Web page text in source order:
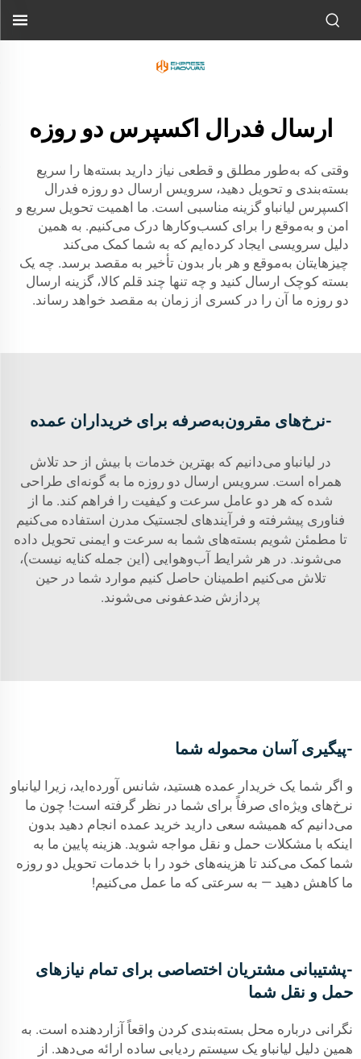
ارسال فدرال اکسپرس دو روزه
وقتی که به‌طور مطلق و قطعی نیاز دارید بسته‌ها را سریع
بسته‌بندی و تحویل دهید، سرویس ارسال دو روزه فدرال
اکسپرس لیانباو گزینه مناسبی است. ما اهمیت تحویل سریع و
امن و به‌موقع را برای کسب‌وکارها درک می‌کنیم. به همین
دلیل سرویسی ایجاد کرده‌ایم که به شما کمک می‌کند
چیزهایتان به‌موقع و هر بار بدون تأخیر به مقصد برسد. چه یک
بسته کوچک ارسال کنید و چه تنها چند قلم کالا، گزینه ارسال
دو روزه ما آن را در کسری از زمان به مقصد خواهد رساند.
-نرخ‌های مقرون‌به‌صرفه برای خریداران عمده
در لیانباو می‌دانیم که بهترین خدمات با بیش از حد تلاش
همراه است. سرویس ارسال دو روزه ما به گونه‌ای طراحی
شده که هر دو عامل سرعت و کیفیت را فراهم کند. ما از
فناوری پیشرفته و فرآیندهای لجستیک مدرن استفاده می‌کنیم
تا مطمئن شویم بسته‌های شما به سرعت و ایمنی تحویل داده
می‌شوند. در هر شرایط آب‌وهوایی (این جمله کنایه نیست)،
تلاش می‌کنیم اطمینان حاصل کنیم موارد شما در حین
پردازش ضدعفونی می‌شوند.
-پیگیری آسان محموله شما
و اگر شما یک خریدار عمده هستید، شانس آورده‌اید، زیرا لیانباو
نرخ‌های ویژه‌ای صرفاً برای شما در نظر گرفته است! چون ما
می‌دانیم که همیشه سعی دارید خرید عمده انجام دهید بدون
اینکه با مشکلات حمل و نقل مواجه شوید. هزینه پایین ما به
شما کمک می‌کند تا هزینه‌های خود را با خدمات تحویل دو روزه
ما کاهش دهید — به سرعتی که ما عمل می‌کنیم!
-پشتیبانی مشتریان اختصاصی برای تمام نیازهای
حمل و نقل شما
نگرانی درباره محل بسته‌بندی کردن واقعاً آزاردهنده است. به
همین دلیل لیانباو یک سیستم ردیابی ساده ارائه می‌دهد. از